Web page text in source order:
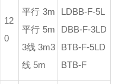
12
0
平行 3m
平行 5m
3线 3m3
线 5m
LDBB-F-5L
DBB-F-3LD
BTB-F-5LD
BTB-F